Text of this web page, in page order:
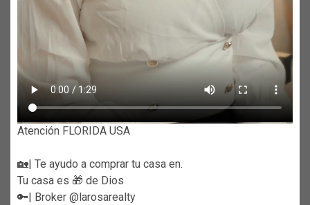
Atención FLORIDA USA
🏡| Te ayudo a comprar tu casa en.
Tu casa es 🎁 de Dios
🔑| Broker @larosarealty